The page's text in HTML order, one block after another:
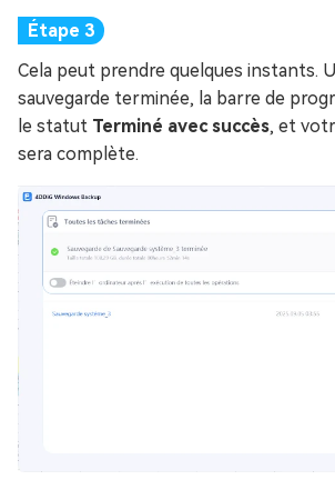
Cela peut prendre quelques instants.
sauvegarde terminée, la barre de
le statut Terminé avec succès, et
sera complète.